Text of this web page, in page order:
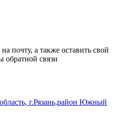
почту, а также оставить свой
связи
г.Рязань,район Южный